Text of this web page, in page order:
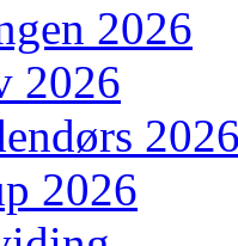
2026
2026
2026